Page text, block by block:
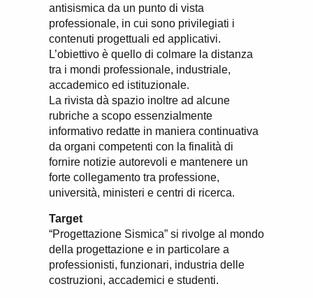
antisismica da un punto di vista
professionale, in cui sono privilegiati i
contenuti progettuali ed applicativi.
L’obiettivo è quello di colmare la distanza
tra i mondi professionale, industriale,
accademico ed istituzionale.
La rivista dà spazio inoltre ad alcune
rubriche a scopo essenzialmente
informativo redatte in maniera continuativa
da organi competenti con la finalità di
fornire notizie autorevoli e mantenere un
forte collegamento tra professione,
università, ministeri e centri di ricerca.
Target
“Progettazione Sismica” si rivolge al mondo
della progettazione e in particolare a
professionisti, funzionari, industria delle
costruzioni, accademici e studenti.